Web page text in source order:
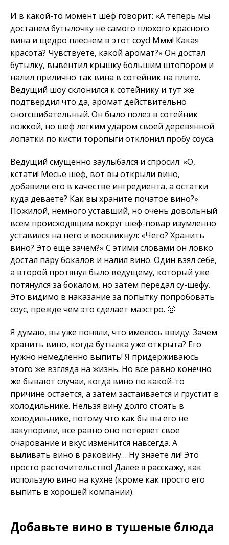
И в какой-то момент шеф говорит: «А теперь мы
достанем бутылочку не самого плохого красного
вина и щедро плеснем в этот соус! Ммм! Какая
красота? Чувствуете, какой аромат?» Он достал
бутылку, вывентил крышку большим штопором и
налил прилично так вина в сотейник на плите.
Ведущий шоу склонился к сотейнику и тут же
подтвердил что да, аромат действительно
сногсшибательный. Он было полез в сотейник
ложкой, но шеф легким ударом своей деревянной
лопатки по кисти торопыги отклонил пробу соуса.
Ведущий смущенно заулыбался и спросил: «О,
кстати! Месье шеф, вот вы открыли вино,
добавили его в качестве ингредиента, а остатки
куда деваете? Как вы храните початое вино?»
Пожилой, немного уставший, но очень довольный
всем происходящим вокруг шеф-повар изумленно
уставился на него и воскликнул: «Чего? Хранить
вино? Это еще зачем?» С этими словами он ловко
достал пару бокалов и налил вино. Один взял себе,
а второй протянул было ведущему, который уже
потянулся за бокалом, но затем передал су-шефу.
Это видимо в наказание за попытку попробовать
соус, прежде чем это сделает маэстро. 🙂
Я думаю, вы уже поняли, что имелось ввиду. Зачем
хранить вино, когда бутылка уже открыта? Его
нужно немедленно выпить! Я придерживаюсь
этого же взгляда на жизнь. Но все равно конечно
же бывают случаи, когда вино по какой-то
причине остается, а затем застаивается и грустит в
холодильнике. Нельзя вину долго стоять в
холодильнике, потому что как бы вы его не
закупорили, все равно оно потеряет свое
очарование и вкус изменится навсегда. А
выливать вино в раковину… Ну знаете ли! Это
просто расточительство! Далее я расскажу, как
использую вино на кухне (кроме как просто его
выпить в хорошей компании).
Добавьте вино в тушеные блюда